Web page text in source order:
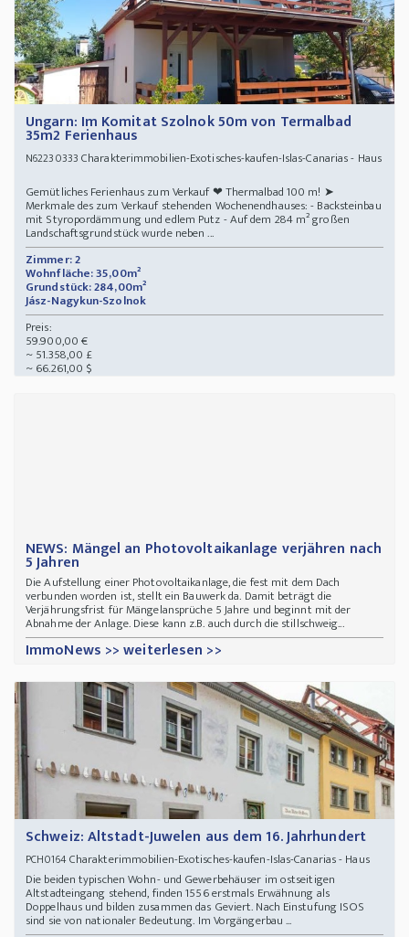
Ungarn: Im Komitat Szolnok 50m von Termalbad
35m2 Ferienhaus
N62230333 Charakterimmobilien-Exotisches-kaufen-Islas-Canarias - Haus
Gemütliches Ferienhaus zum Verkauf ❤ Thermalbad 100 m! ➤
Merkmale des zum Verkauf stehenden Wochenendhauses: - Backsteinbau
mit Styropordämmung und edlem Putz - Auf dem 284 m² großen
Landschaftsgrundstück wurde neben ...
Zimmer: 2
Wohnfläche: 35,00m²
Grundstück: 284,00m²
Jász-Nagykun-Szolnok
Preis:
59.900,00 €
~ 51.358,00 £
~ 66.261,00 $
NEWS: Mängel an Photovoltaikanlage verjähren nach
5 Jahren
Die Aufstellung einer Photovoltaikanlage, die fest mit dem Dach
verbunden worden ist, stellt ein Bauwerk da. Damit beträgt die
Verjährungsfrist für Mängelansprüche 5 Jahre und beginnt mit der
Abnahme der Anlage. Diese kann z.B. auch durch die stillschweig...
ImmoNews >> weiterlesen >>
Schweiz: Altstadt-Juwelen aus dem 16. Jahrhundert
PCH0164Charakterimmobilien-Exotisches-kaufen-Islas-Canarias - Haus
Die beiden typischen Wohn- und Gewerbehäuser im ostseitigen
Altstadteingang stehend, finden 1556 erstmals Erwähnung als
Doppelhaus und bilden zusammen das Geviert. Nach Einstufung ISOS
sind sie von nationaler Bedeutung. Im Vorgängerbau ...